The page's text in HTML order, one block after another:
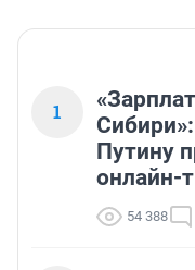
1
Путину
онлайн-
54 388